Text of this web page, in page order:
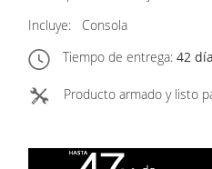
Incluye:
Consola
Tiempo de entrega: 42
Producto armado y listo